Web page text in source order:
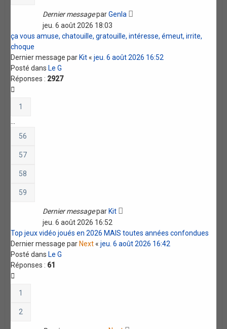
Dernier messageparGenla
jeu. 6 août 2026 18:03
ça vous amuse, chatouille, gratouille, intéresse, émeut, irrite,
choque
Dernier message parKit«jeu. 6 août 2026 16:52
Posté dansLe G
Réponses : 2927
1
56
57
58
59
Dernier messageparKit
jeu. 6 août 2026 16:52
Top jeux vidéo joués en 2026 MAIS toutes années confondues
Dernier message parNext«jeu. 6 août 2026 16:42
Posté dansLe G
Réponses : 61
1
2